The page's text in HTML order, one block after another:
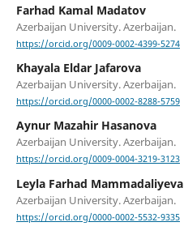
Farhad Kamal Madatov
Azerbaijan University. Azerbaijan.
https://orcid.org/0009-0002-4399-5274
Khayala Eldar Jafarova
Azerbaijan University. Azerbaijan.
https://orcid.org/0000-0002-8288-5759
Aynur Mazahir Hasanova
Azerbaijan University. Azerbaijan.
https://orcid.org/0009-0004-3219-3123
Leyla Farhad Mammadaliyeva
Azerbaijan University. Azerbaijan.
https://orcid.org/0000-0002-5532-9335